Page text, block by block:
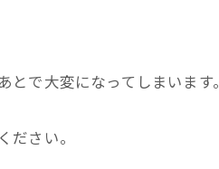
で大変になってしまいます。
さい。